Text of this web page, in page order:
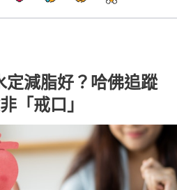
定減脂好？哈佛追蹤
「戒口」